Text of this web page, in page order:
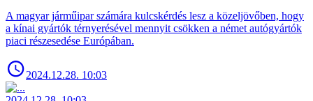
A magyar járműipar számára kulcskérdés lesz a közeljövőben, hogy
a kínai gyártók térnyerésével mennyit csökken a német autógyártók
piaci részesedése Európában.
2024.12.28. 10:03